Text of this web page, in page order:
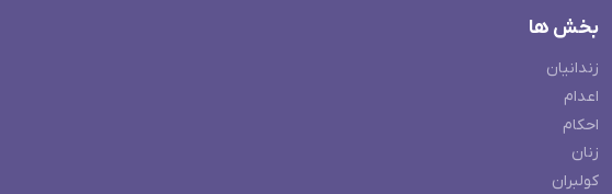
بخش ها
زندانیان
اعدام
احکام
زنان
کولبران